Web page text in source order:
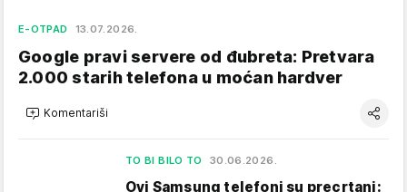
E-OTPAD 13.07.2026.
Google pravi servere od đubreta: Pretvara
2.000 starih telefona u moćan hardver
Komentariši
TO BI BILO TO 30.06.2026.
Ovi Samsung telefoni su precrtani: